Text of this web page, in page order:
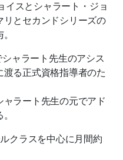
イスとシャラート・ジョ
とセカンドシリーズの
ャラート先生のアシス
る正式資格指導者のた
ラート先生の元でアド
クラスを中心に月間約